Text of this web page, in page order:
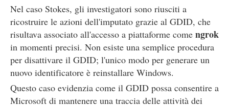
Nel caso Stokes, gli investigatori sono riusciti a
ricostruire le azioni dell'imputato grazie al GDID, che
risultava associato all'accesso a piattaforme come ngrok
in momenti precisi. Non esiste una semplice procedura
per disattivare il GDID; l'unico modo per generare un
nuovo identificatore è reinstallare Windows.
Questo caso evidenzia come il GDID possa consentire a
Microsoft di mantenere una traccia delle attività dei